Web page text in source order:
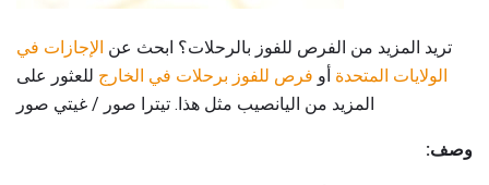
تريد المزيد من الفرص للفوز بالرحلات؟ ابحث عن الإجازات في
الولايات المتحدة أو فرص للفوز برحلات في الخارج للعثور على
المزيد من اليانصيب مثل هذا. تيترا صور / غيتي صور
وصف: